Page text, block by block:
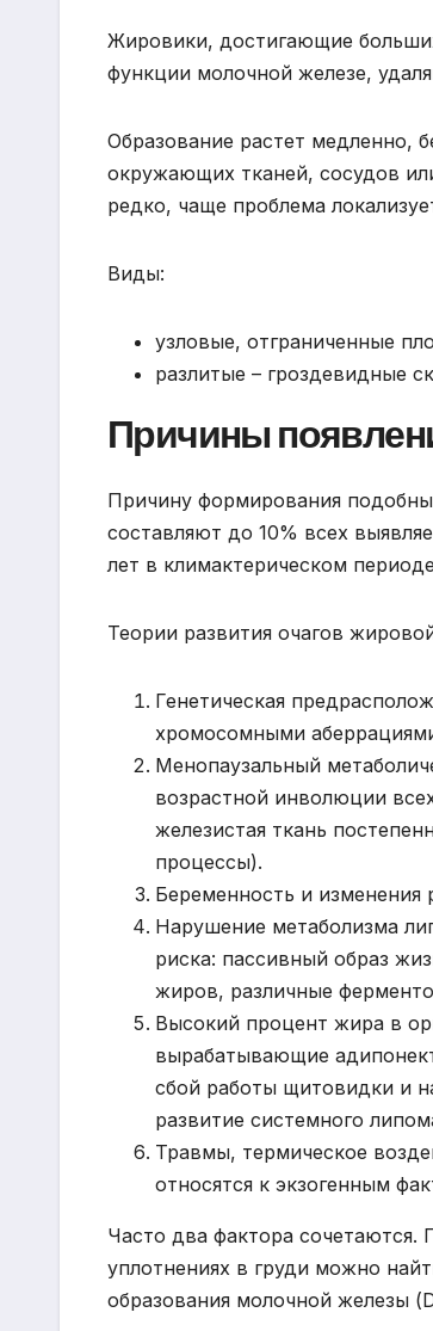
Жировики, достигающие
функции молочной железе,
Образование растет медленно,
окружающих тканей, сосудов
редко, чаще проблема
Виды:
узловые, отграниченные
разлитые – гроздевидные
Причины
Причину формирования
составляют до 10% всех
лет в климактерическом
Теории развития очагов
Генетическая
хромосомными
Менопаузальный
возрастной инволюции
железистая ткань
процессы).
Беременность и
Нарушение метаболизма
риска: пассивный образ
жиров, различные
Высокий процент жира в
вырабатывающие
сбой работы щитовидки и
развитие системного
Травмы, термическое
относятся к экзогенным
Часто два фактора
уплотнениях в груди можно
образования молочной железы